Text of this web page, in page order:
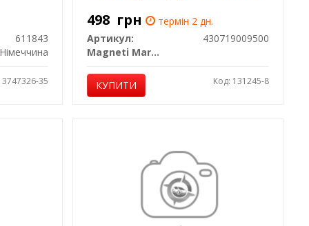
611843
Німеччина
3747326-35
498 грн
термін 2 дн.
Артикул:
430719009500
Magneti Marelli
КУПИТИ Код: 131245-8